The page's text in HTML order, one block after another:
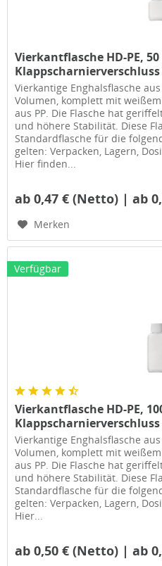
Vierkantflasche HD-PE,
Vierkantige Enghalsflasche
Volumen, komplett mit
aus PP. Die Flasche hat
und höhere Stabilität. Diese
Standardflasche für die
gelten: Verpacken, Lagern,
Hier finden...
ab 0,47 € (Netto) | ab
Merken
Verfügbar
Vierkantflasche HD-PE,
Vierkantige Enghalsflasche
Volumen, komplett mit
aus PP. Die Flasche hat
und höhere Stabilität. Diese
Standardflasche für die
gelten: Verpacken, Lagern,
Hier...
ab 0,50 € (Netto) | ab